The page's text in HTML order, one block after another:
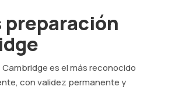
preparación
es el más reconocido
con validez permanente y